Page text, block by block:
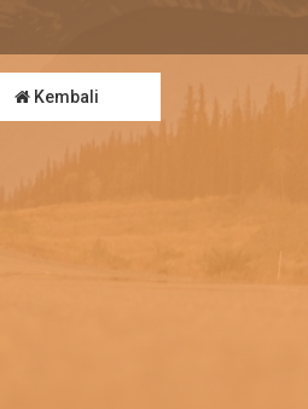
Kembali